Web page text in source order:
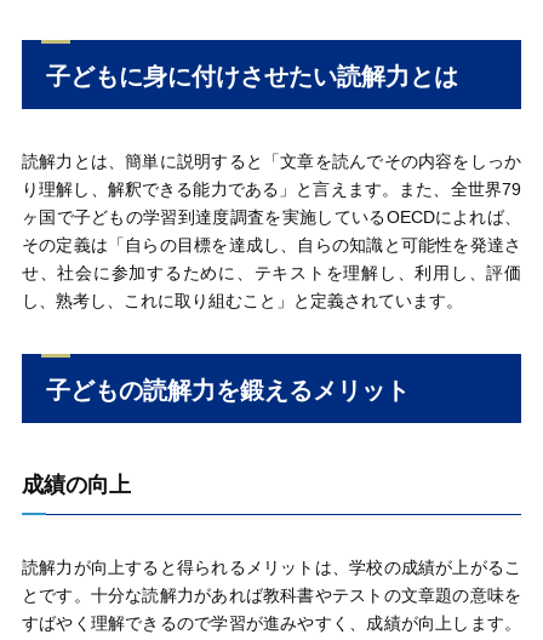
子どもに身に付けさせたい読解力とは
読解力とは、簡単に説明すると「文章を読んでその内容をしっか
り理解し、解釈できる能力である」と言えます。また、全世界79
ヶ国で子どもの学習到達度調査を実施しているOECDによれば、
その定義は「自らの目標を達成し、自らの知識と可能性を発達さ
せ、社会に参加するために、テキストを理解し、利用し、評価
し、熟考し、これに取り組むこと」と定義されています。
子どもの読解力を鍛えるメリット
成績の向上
読解力が向上すると得られるメリットは、学校の成績が上がるこ
とです。十分な読解力があれば教科書やテストの文章題の意味を
すばやく理解できるので学習が進みやすく、成績が向上します。